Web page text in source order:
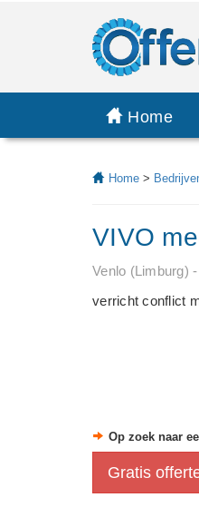
Home
Home >
VIVO
Venlo (Limburg)
verricht conflict
Op zoek naar
Gratis